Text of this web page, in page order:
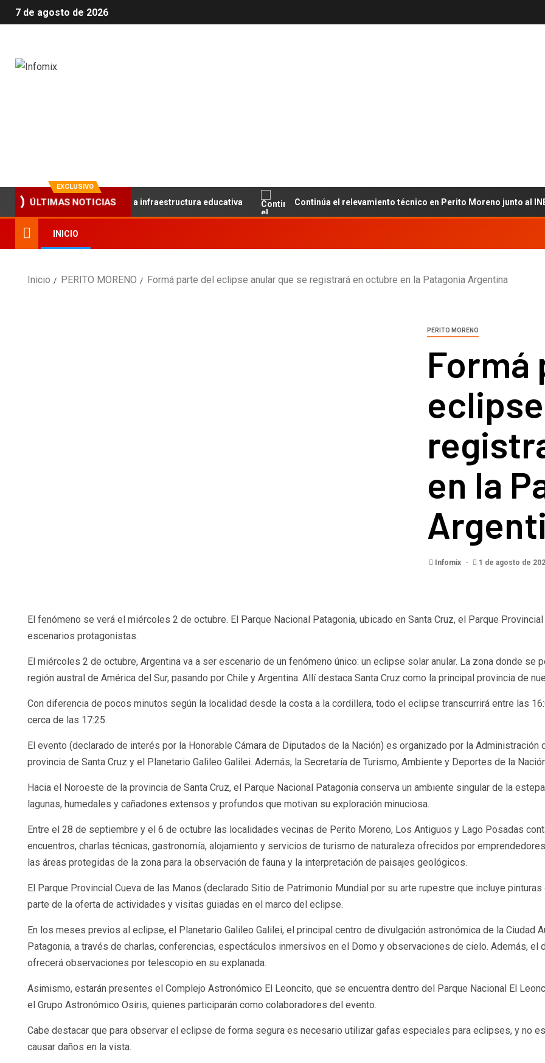
7 de agosto de 2026
EXCLUSIVO
ÚLTIMAS NOTICIAS
el trabajo articulado y la infraestructura educativa Continúa el relevamiento técnico en Perito Moreno junto al INET y la
INICIO
Inicio PERITO MORENO Formá parte del eclipse anular que se registrará en octubre en la Patagonia Argentina
PERITO MORENO
Formá
en la
Infomix 1 de agosto de
El fenómeno se verá el miércoles 2 de octubre. El Parque Nacional Patagonia, ubicado en Santa Cruz, el Parque
escenarios protagonistas.
El miércoles 2 de octubre, Argentina va a ser escenario de un fenómeno único: un eclipse solar anular. La zona donde
región austral de América del Sur, pasando por Chile y Argentina. Allí destaca Santa Cruz como la principal provincia de
Con diferencia de pocos minutos según la localidad desde la costa a la cordillera, todo el eclipse transcurrirá entre las
cerca de las 17:25.
El evento (declarado de interés por la Honorable Cámara de Diputados de la Nación) es organizado por la
provincia de Santa Cruz y el Planetario Galileo Galilei. Además, la Secretaría de Turismo, Ambiente y Deportes de la
Hacia el Noroeste de la provincia de Santa Cruz, el Parque Nacional Patagonia conserva un ambiente singular de la
lagunas, humedales y cañadones extensos y profundos que motivan su exploración minuciosa.
Entre el 28 de septiembre y el 6 de octubre las localidades vecinas de Perito Moreno, Los Antiguos y Lago Posadas
encuentros, charlas técnicas, gastronomía, alojamiento y servicios de turismo de naturaleza ofrecidos por
las áreas protegidas de la zona para la observación de fauna y la interpretación de paisajes geológicos.
El Parque Provincial Cueva de las Manos (declarado Sitio de Patrimonio Mundial por su arte rupestre que incluye
parte de la oferta de actividades y visitas guiadas en el marco del eclipse.
En los meses previos al eclipse, el Planetario Galileo Galilei, el principal centro de divulgación astronómica de la Ciudad
Patagonia, a través de charlas, conferencias, espectáculos inmersivos en el Domo y observaciones de cielo. Además,
ofrecerá observaciones por telescopio en su explanada.
Asimismo, estarán presentes el Complejo Astronómico El Leoncito, que se encuentra dentro del Parque Nacional El
el Grupo Astronómico Osiris, quienes participarán como colaboradores del evento.
Cabe destacar que para observar el eclipse de forma segura es necesario utilizar gafas especiales para eclipses, y no
causar daños en la vista.